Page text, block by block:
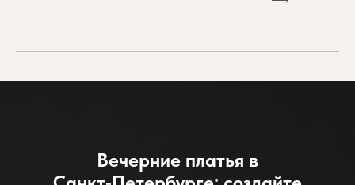
Вечерние платья в